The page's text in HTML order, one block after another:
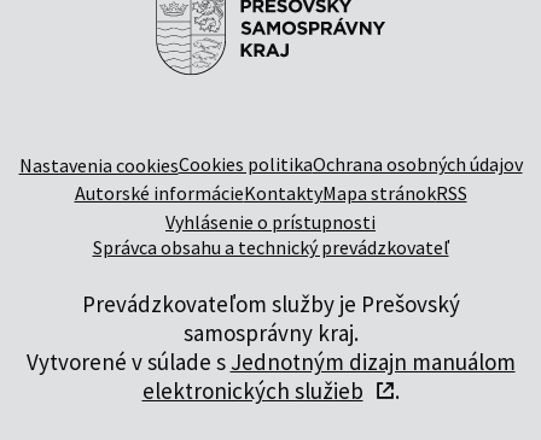
Nastavenia cookiesCookies politikaOchrana osobných údajov
Autorské informácieKontaktyMapa stránokRSS
Vyhlásenie o prístupnosti
Správca obsahu a technický prevádzkovateľ
Prevádzkovateľom služby je Prešovský
samosprávny kraj.
Vytvorené v súlade s Jednotným dizajn manuálom
elektronických služieb
.